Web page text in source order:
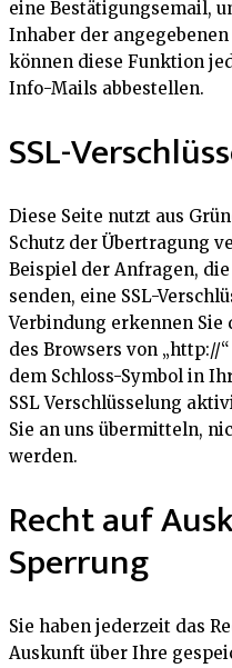
eine Bestätigungsemail,
Inhaber der
können diese Funktion
Info-Mails abbestellen.
SSL-
Diese Seite nutzt aus
Schutz der Übertragung
Beispiel der Anfragen,
senden, eine SSL-
Verbindung erkennen Sie
des Browsers von „http://
dem Schloss-Symbol in
SSL Verschlüsselung
Sie an uns übermitteln,
werden.
Recht auf
Sperrung
Sie haben jederzeit das
Auskunft über Ihre